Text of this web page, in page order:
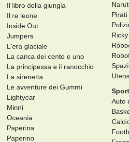
Il libro della giungla
Il re leone
Inside Out
Jumpers
L'era glaciale
La carica dei cento e uno
La principessa e il ranocchio
La sirenetta
Le avventure dei Gummi
Lightyear
Minni
Oceania
Paperina
Paperino
Pirati
Sport
Auto